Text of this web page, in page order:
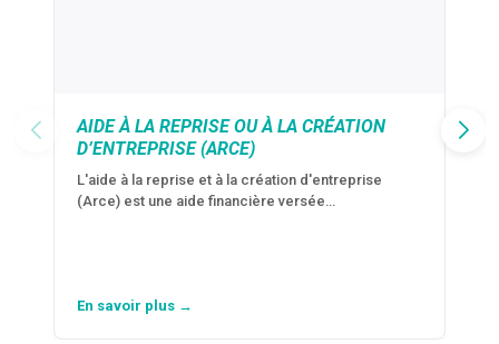
AIDE À LA REPRISE OU À LA CRÉATION
D’ENTREPRISE (ARCE)
L'aide à la reprise et à la création d'entreprise
(Arce) est une aide financière versée…
En savoir plus →